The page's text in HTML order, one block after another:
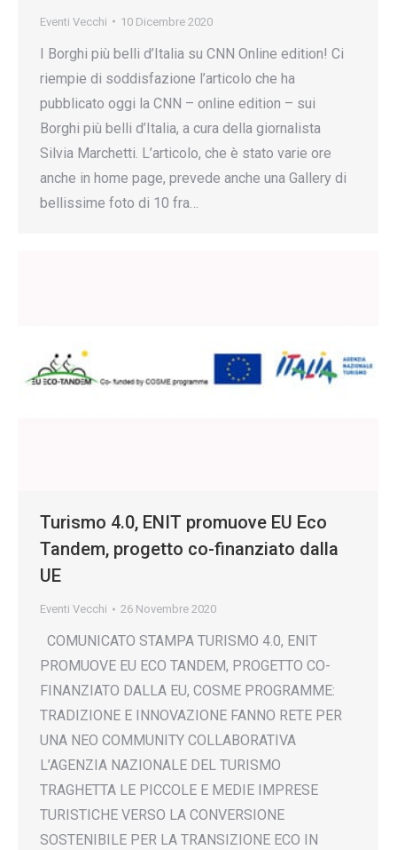
Eventi Vecchi 10 Dicembre 2020
I Borghi più belli d’Italia su CNN Online edition! Ci
riempie di soddisfazione l’articolo che ha
pubblicato oggi la CNN – online edition – sui
Borghi più belli d’Italia, a cura della giornalista
Silvia Marchetti. L’articolo, che è stato varie ore
anche in home page, prevede anche una Gallery di
bellissime foto di 10 fra…
Turismo 4.0, ENIT promuove EU Eco
Tandem, progetto co-finanziato dalla
UE
Eventi Vecchi 26 Novembre 2020
COMUNICATO STAMPA TURISMO 4.0, ENIT
PROMUOVE EU ECO TANDEM, PROGETTO CO-
FINANZIATO DALLA EU, COSME PROGRAMME:
TRADIZIONE E INNOVAZIONE FANNO RETE PER
UNA NEO COMMUNITY COLLABORATIVA
L’AGENZIA NAZIONALE DEL TURISMO
TRAGHETTA LE PICCOLE E MEDIE IMPRESE
TURISTICHE VERSO LA CONVERSIONE
SOSTENIBILE PER LA TRANSIZIONE ECO IN